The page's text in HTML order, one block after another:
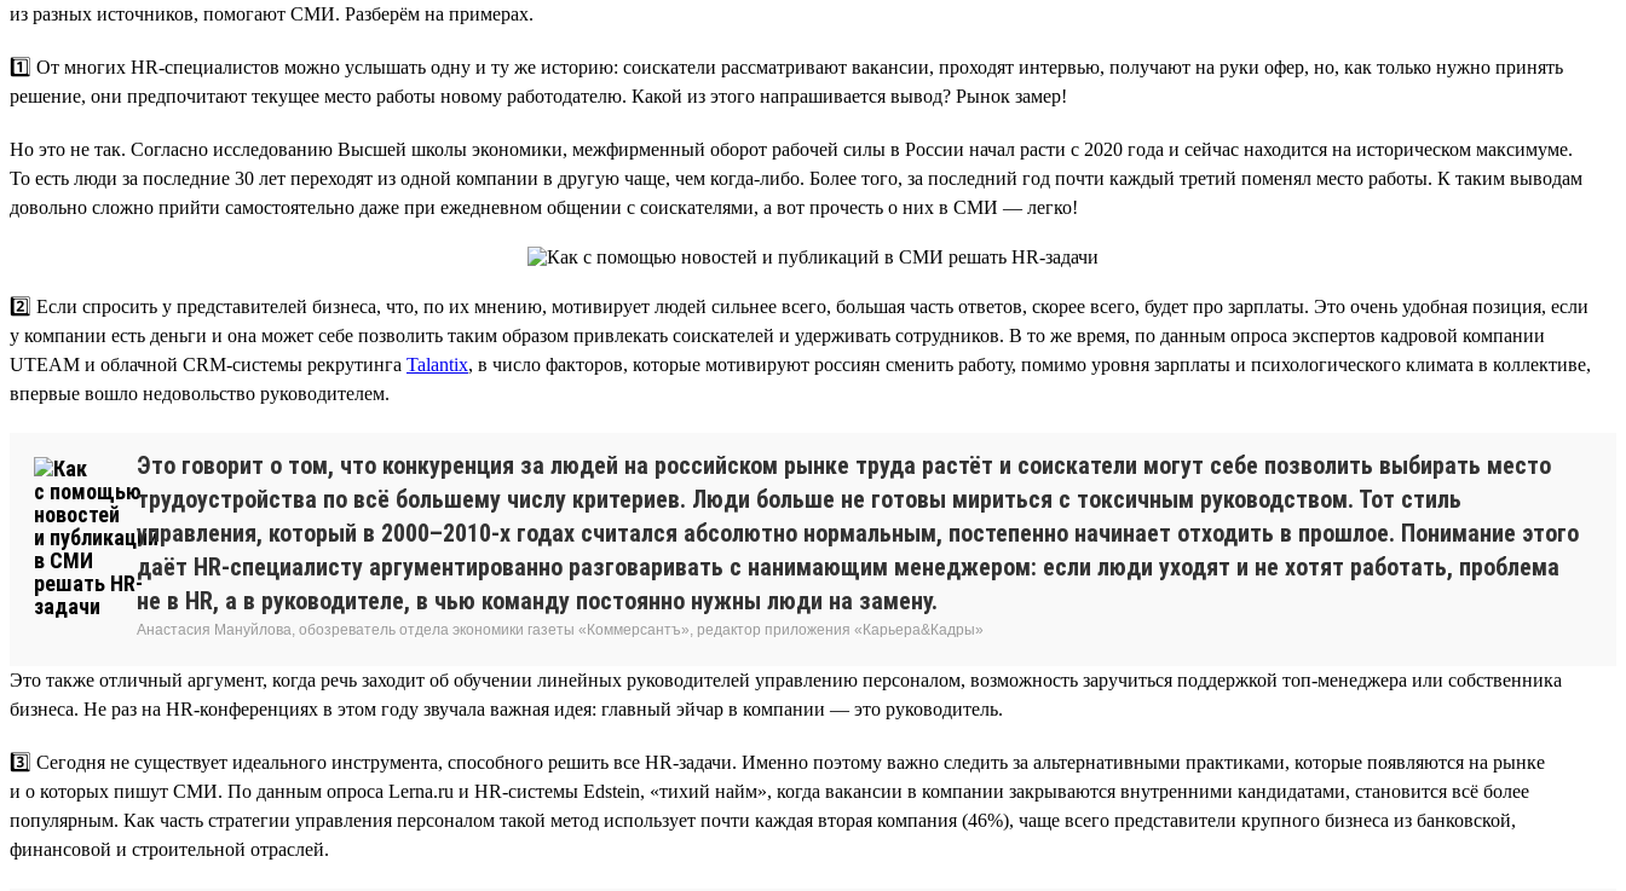
из разных источников, помогают СМИ. Разберём на примерах.
1️⃣ От многих HR-специалистов можно услышать одну и ту же историю: соискатели рассматривают вакансии, проходят интервью, получают на руки офер, но, как только нужно принять
решение, они предпочитают текущее место работы новому работодателю. Какой из этого напрашивается вывод? Рынок замер!
Но это не так. Согласно исследованию Высшей школы экономики, межфирменный оборот рабочей силы в России начал расти с 2020 года и сейчас находится на историческом максимуме.
То есть люди за последние 30 лет переходят из одной компании в другую чаще, чем когда-либо. Более того, за последний год почти каждый третий поменял место работы. К таким выводам
довольно сложно прийти самостоятельно даже при ежедневном общении с соискателями, а вот прочесть о них в СМИ — легко!
2️⃣ Если спросить у представителей бизнеса, что, по их мнению, мотивирует людей сильнее всего, большая часть ответов, скорее всего, будет про зарплаты. Это очень удобная позиция, если
у компании есть деньги и она может себе позволить таким образом привлекать соискателей и удерживать сотрудников. В то же время, по данным опроса экспертов кадровой компании
UTEAM и облачной CRM-системы рекрутинга Talantix, в число факторов, которые мотивируют россиян сменить работу, помимо уровня зарплаты и психологического климата в коллективе,
впервые вошло недовольство руководителем.
Это говорит о том, что конкуренция за людей на российском рынке труда растёт и соискатели могут себе позволить выбирать место
трудоустройства по всё большему числу критериев. Люди больше не готовы мириться с токсичным руководством. Тот стиль
управления, который в 2000–2010-х годах считался абсолютно нормальным, постепенно начинает отходить в прошлое. Понимание этого
даёт HR-специалисту аргументированно разговаривать с нанимающим менеджером: если люди уходят и не хотят работать, проблема
не в HR, а в руководителе, в чью команду постоянно нужны люди на замену.
Анастасия Мануйлова, обозреватель отдела экономики газеты «Коммерсантъ», редактор приложения «Карьера&Кадры»
Это также отличный аргумент, когда речь заходит об обучении линейных руководителей управлению персоналом, возможность заручиться поддержкой топ-менеджера или собственника
бизнеса. Не раз на HR-конференциях в этом году звучала важная идея: главный эйчар в компании — это руководитель.
3️⃣ Сегодня не существует идеального инструмента, способного решить все HR-задачи. Именно поэтому важно следить за альтернативными практиками, которые появляются на рынке
и о которых пишут СМИ. По данным опроса Lerna.ru и HR-системы Edstein, «тихий найм», когда вакансии в компании закрываются внутренними кандидатами, становится всё более
популярным. Как часть стратегии управления персоналом такой метод использует почти каждая вторая компания (46%), чаще всего представители крупного бизнеса из банковской,
финансовой и строительной отраслей.